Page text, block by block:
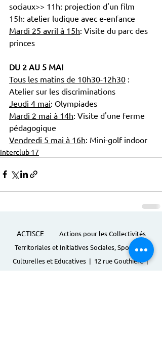
sociaux>> 11h: projection d'un film
15h: atelier ludique avec e-enfance
Mardi 25 avril à 15h: Visite du parc des
princes
DU 2 AU 5 MAI
Tous les matins de 10h30-12h30 :
Atelier sur les discriminations
Jeudi 4 mai: Olympiades
Mardi 2 mai à 14h: Visite d'une ferme
pédagogique
Vendredi 5 mai à 16h: Mini-golf indoor
Interclub 17
ACTISCE
Actions pour les Collectivités
Territoriales et Initiatives Sociales, Sportives,
Culturelles et Educatives | 12 rue Gouthière |